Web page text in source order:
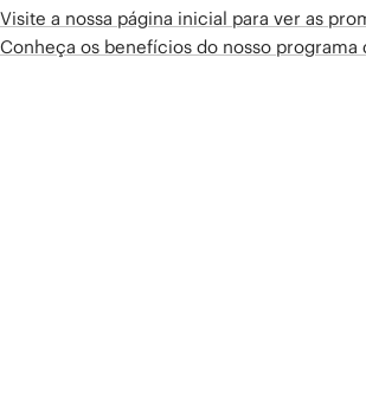
Visite a nossa página inicial para ver as
Conheça os benefícios do nosso programa